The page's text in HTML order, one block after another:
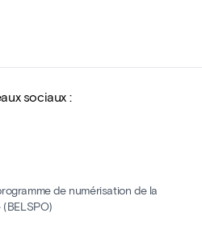
sociaux :
de numérisation de la